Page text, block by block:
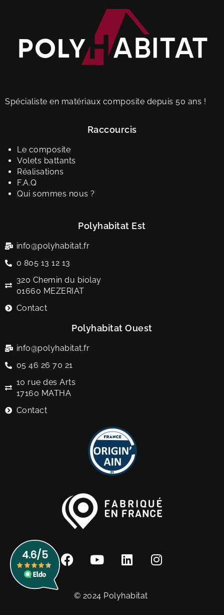
Spécialiste en matériaux composite depuis 50 ans !
Raccourcis
Le composite
Volets battants
Réalisations
F.A.Q
Qui sommes nous ?
Polyhabitat Est
info@polyhabitat.fr
0 805 13 12 13
320 Chemin du biolay
01660 MEZERIAT
Contact
Polyhabitat Ouest
info@polyhabitat.fr
05 46 26 70 21
10 rue des Arts
17160 MATHA
Contact
© 2024 Polyhabitat